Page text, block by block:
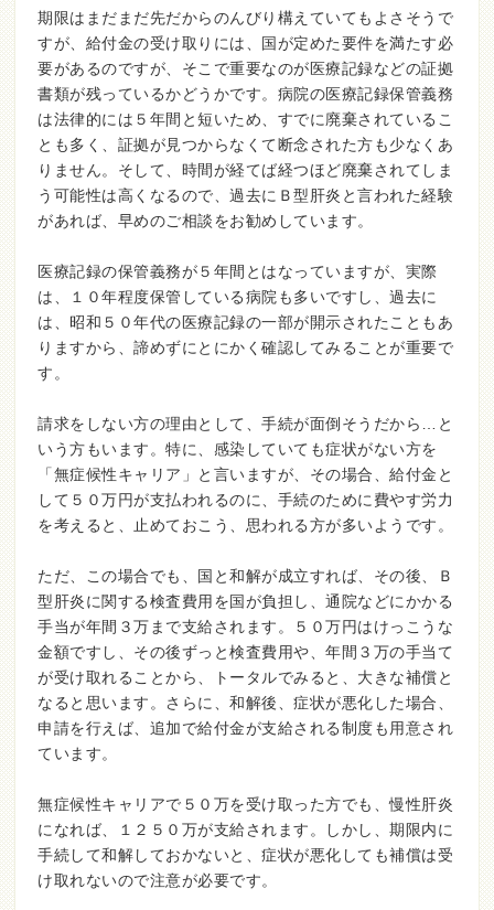
期限はまだまだ先だからのんびり構えていてもよさそうで
すが、給付金の受け取りには、国が定めた要件を満たす必
要があるのですが、そこで重要なのが医療記録などの証拠
書類が残っているかどうかです。病院の医療記録保管義務
は法律的には５年間と短いため、すでに廃棄されているこ
とも多く、証拠が見つからなくて断念された方も少なくあ
りません。そして、時間が経てば経つほど廃棄されてしま
う可能性は高くなるので、過去にＢ型肝炎と言われた経験
があれば、早めのご相談をお勧めしています。
医療記録の保管義務が５年間とはなっていますが、実際
は、１０年程度保管している病院も多いですし、過去に
は、昭和５０年代の医療記録の一部が開示されたこともあ
りますから、諦めずにとにかく確認してみることが重要で
す。
請求をしない方の理由として、手続が面倒そうだから…と
いう方もいます。特に、感染していても症状がない方を
「無症候性キャリア」と言いますが、その場合、給付金と
して５０万円が支払われるのに、手続のために費やす労力
を考えると、止めておこう、思われる方が多いようです。
ただ、この場合でも、国と和解が成立すれば、その後、Ｂ
型肝炎に関する検査費用を国が負担し、通院などにかかる
手当が年間３万まで支給されます。５０万円はけっこうな
金額ですし、その後ずっと検査費用や、年間３万の手当て
が受け取れることから、トータルでみると、大きな補償と
なると思います。さらに、和解後、症状が悪化した場合、
申請を行えば、追加で給付金が支給される制度も用意され
ています。
無症候性キャリアで５０万を受け取った方でも、慢性肝炎
になれば、１２５０万が支給されます。しかし、期限内に
手続して和解しておかないと、症状が悪化しても補償は受
け取れないので注意が必要です。